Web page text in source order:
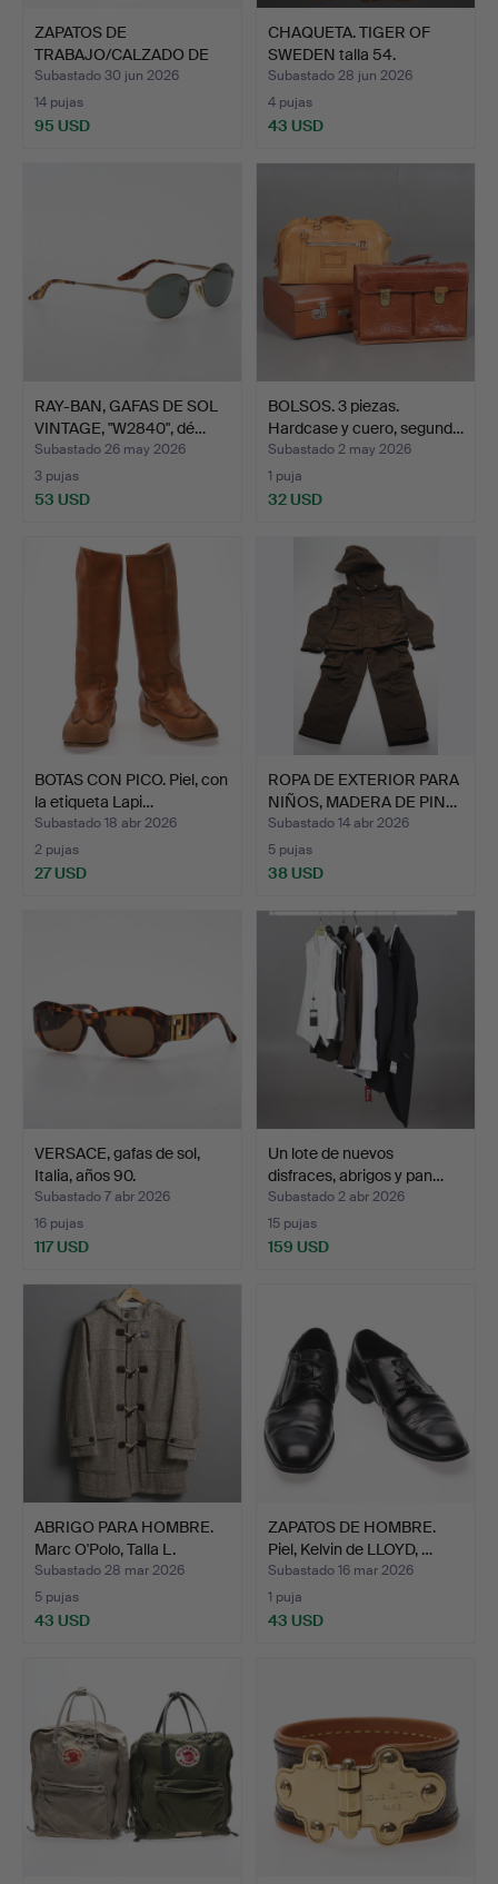
ZAPATOS DE
TRABAJO/CALZADO DE
SEGURIDAD, B…
Subastado 30 jun 2026
14 pujas
95 USD
CHAQUETA. TIGER OF
SWEDEN talla 54.
Subastado 28 jun 2026
4 pujas
43 USD
RAY-BAN, GAFAS DE SOL
VINTAGE, "W2840", dé…
Subastado 26 may 2026
3 pujas
53 USD
BOLSOS. 3 piezas.
Hardcase y cuero, segund…
Subastado 2 may 2026
1 puja
32 USD
BOTAS CON PICO. Piel, con
la etiqueta Lapi…
Subastado 18 abr 2026
2 pujas
27 USD
ROPA DE EXTERIOR PARA
NIÑOS, MADERA DE PIN…
Subastado 14 abr 2026
5 pujas
38 USD
VERSACE, gafas de sol,
Italia, años 90.
Subastado 7 abr 2026
16 pujas
117 USD
Un lote de nuevos
disfraces, abrigos y pan…
Subastado 2 abr 2026
15 pujas
159 USD
ABRIGO PARA HOMBRE.
Marc O'Polo, Talla L.
Subastado 28 mar 2026
5 pujas
43 USD
ZAPATOS DE HOMBRE.
Piel, Kelvin de LLOYD, …
Subastado 16 mar 2026
1 puja
43 USD